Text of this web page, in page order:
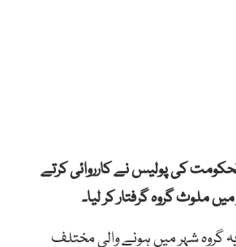
کی پولیس نے کارروائی کرتے
ملوث گروہ گرفتار کر لیا۔
گروہ شہر میں ہونے والی مختلف